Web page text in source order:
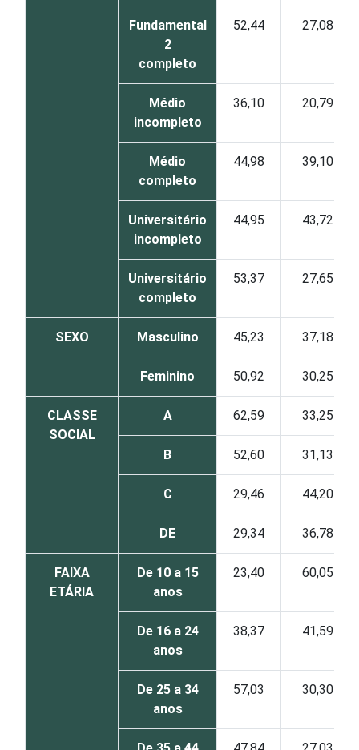
Fundamental
2
completo
52,44 27,08
Médio
incompleto
36,10 20,79
Médio
completo
44,98 39,10
Universitário
incompleto
44,95 43,72
Universitário
completo
53,37 27,65
SEXO Masculino 45,23 37,18
Feminino 50,92 30,25
CLASSE
SOCIAL
A 62,59 33,25
B 52,60 31,13
C 29,46 44,20
DE 29,34 36,78
FAIXA
ETÁRIA
De 10 a 15
anos
23,40 60,05
De 16 a 24
anos
38,37 41,59
De 25 a 34
anos
57,03 30,30